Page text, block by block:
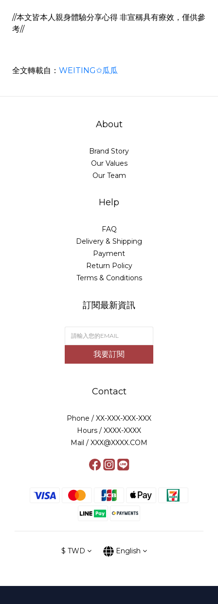
//本文皆本人親身體驗分享心得 非宣稱具有療效，僅供參
考//
全文轉載自： WEITING✩瓜瓜
About
Brand Story
Our Values
Our Team
Help
FAQ
Delivery & Shipping
Payment
Return Policy
Terms & Conditions
訂閱最新資訊
我要訂閱
Contact
Phone / XX-XXX-XXX-XXX
Hours / XXXX-XXXX
Mail / XXX@XXXX.COM
$ TWD English